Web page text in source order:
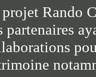
Rando
partenaires